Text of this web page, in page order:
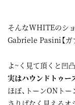
そんなWHITEのシ
Gabriele Pasini【ガ
よ~く見て頂くと凹
実はハウンドトゥー
ほぼ、トーンONト
さりげなく見えるオ